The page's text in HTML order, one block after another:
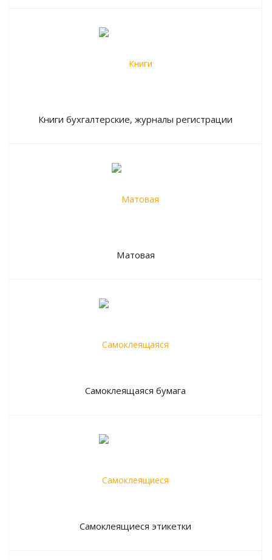
Книги бухгалтерские, журналы регистрации
Матовая
Самоклеящаяся бумага
Самоклеящиеся этикетки